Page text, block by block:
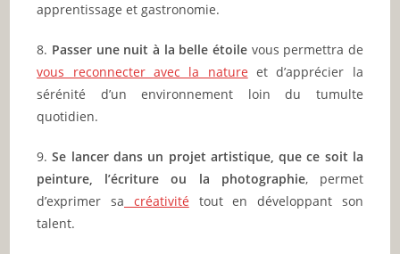
apprentissage et gastronomie.
8. Passer une nuit à la belle étoilevous permettra de
vous reconnecter avec la nature et d’apprécier la
sérénité d’un environnement loin du tumulte
quotidien.
9.Se lancer dans un projet artistique, que ce soit la
peinture, l’écriture ou la photographie, permet
d’exprimer sa créativité tout en développant son
talent.